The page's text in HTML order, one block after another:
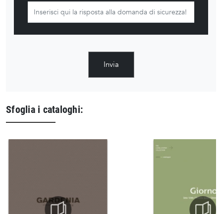
Invia
Sfoglia i cataloghi: